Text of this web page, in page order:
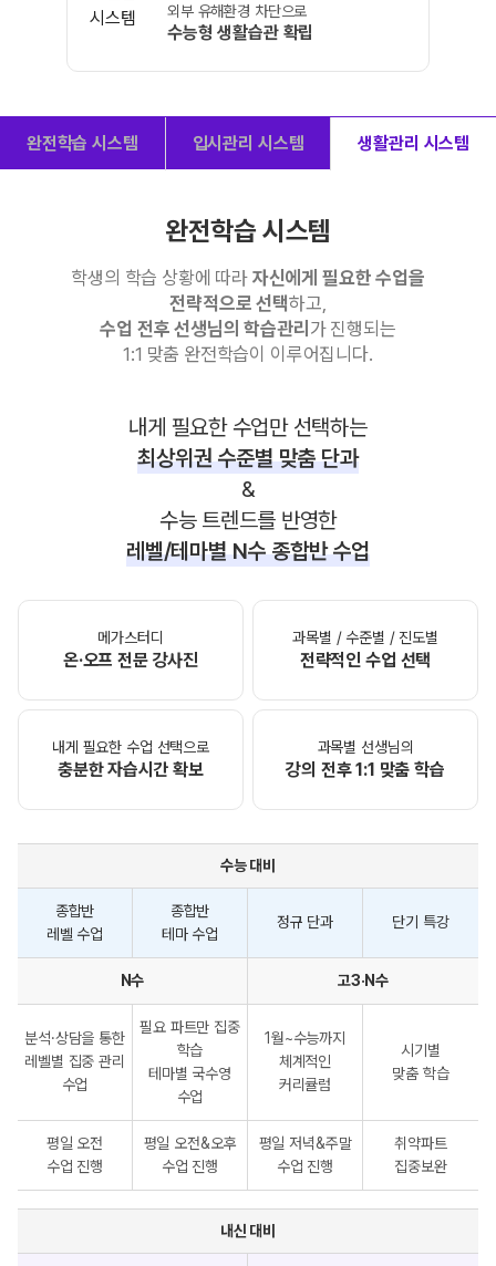
외부 유해환경 차단으로
수능형 생활습관 확립
완전학습 시스템 입시관리 시스템 생활관리 시스템
완전학습 시스템
학생의 학습 상황에 따라 자신에게 필요한 수업을
전략적으로 선택하고,
수업 전후 선생님의 학습관리 가 진행되는
1:1 맞춤 완전학습이 이루어집니다.
내게 필요한 수업만 선택하는
최상위권 수준별 맞춤 단과
&
수능 트렌드를 반영한
레벨/테마별 N수 종합반 수업
메가스터디
온·오프 전문 강사진
과목별 / 수준별 / 진도별
전략적인 수업 선택
내게 필요한 수업 선택으로
충분한 자습시간 확보
과목별 선생님의
강의 전후 1:1 맞춤 학습
수능 대비
단과
종합반
레벨 수업
종합반
테마 수업
정규 단과 단기 특강
N수 고3·N수
분석·상담을 통한
레벨별 집중 관리
수업
필요 파트만 집중
학습
테마별 국수영
수업
1월~수능까지
체계적인
커리큘럼
시기별
맞춤 학습
평일 오전
수업 진행
평일 오전&오후
수업 진행
평일 저녁&주말
수업 진행
취약파트
집중보완
내신 대비